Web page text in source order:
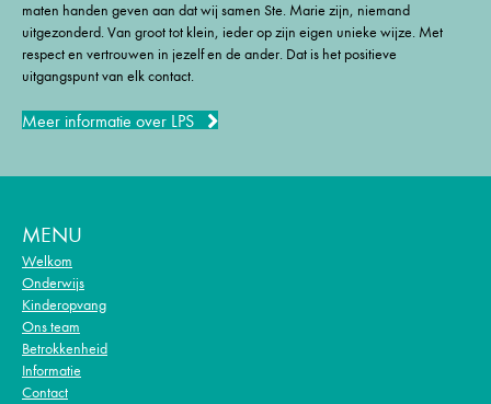
maten handen geven aan dat wij samen Ste. Marie zijn, niemand
uitgezonderd. Van groot tot klein, ieder op zijn eigen unieke wijze. Met
respect en vertrouwen in jezelf en de ander. Dat is het positieve
uitgangspunt van elk contact.
Meer informatie over LPS
MENU
Welkom
Onderwijs
Kinderopvang
Ons team
Betrokkenheid
Informatie
Contact